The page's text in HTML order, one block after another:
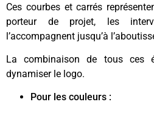
Ces courbes et carrés
porteur de projet, les
l’accompagnent jusqu’à
La combinaison de tous ces
dynamiser le logo.
Pour les couleurs :